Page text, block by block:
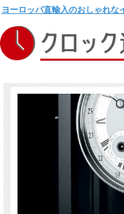
ヨーロッパ直輸入のおしゃれな